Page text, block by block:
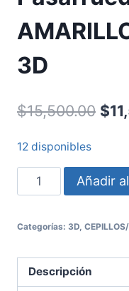
3D
$15,500.00 $
12 disponibles
Añadir
Categorías: 3D
Descripción